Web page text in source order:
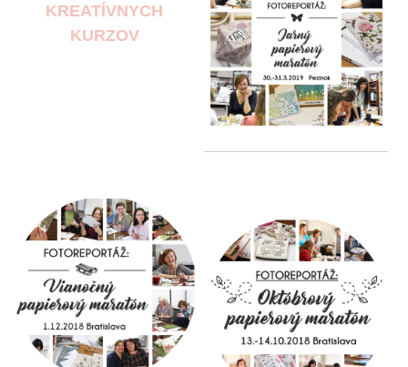
KREATÍVNYCH
KURZOV